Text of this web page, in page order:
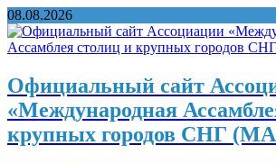
08.08.2026
Официальный сайт
«Международная
крупных городов СНГ